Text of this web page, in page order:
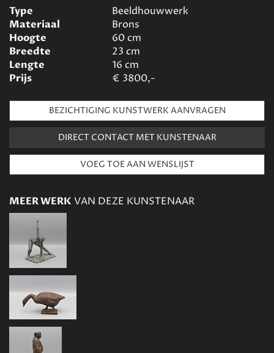
Type
Beeldhouwwerk
Materiaal
Brons
Hoogte
60cm
Breedte
23 cm
Lengte
16 cm
Prijs
€ 3800,-
BEZICHTIGING KUNSTWERK AANVRAGEN
DIRECT CONTACT MET KUNSTENAAR
MEER WERK VAN DEZE KUNSTENAAR